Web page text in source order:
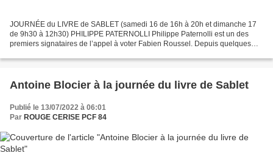
JOURNÉE du LIVRE de SABLET (samedi 16 de 16h à 20h et dimanche 17
de 9h30 à 12h30) PHILIPPE PATERNOLLI Philippe Paternolli est un des
premiers signataires de l’appel à voter Fabien Roussel. Depuis quelques
Antoine Blocier à la journée du livre de Sablet
Publié le 13/07/2022 à 06:01
Par ROUGE CERISE PCF 84